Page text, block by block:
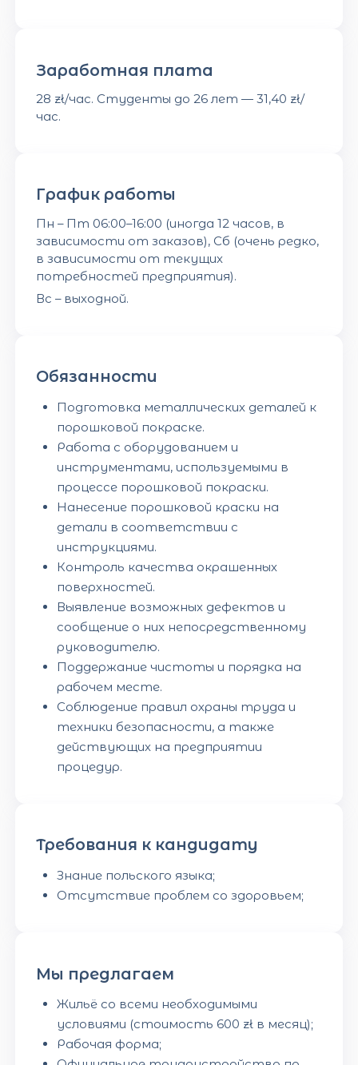
Заработная плата
28 zł/час. Студенты до 26 лет — 31,40 zł/
час.
График работы
Пн – Пт 06:00–16:00 (иногда 12 часов, в
зависимости от заказов), Сб (очень редко,
в зависимости от текущих
потребностей предприятия).
Вс – выходной.
Обязанности
Подготовка металлических деталей к
порошковой покраске.
Работа с оборудованием и
инструментами, используемыми в
процессе порошковой покраски.
Нанесение порошковой краски на
детали в соответствии с
инструкциями.
Контроль качества окрашенных
поверхностей.
Выявление возможных дефектов и
сообщение о них непосредственному
руководителю.
Поддержание чистоты и порядка на
рабочем месте.
Соблюдение правил охраны труда и
техники безопасности, а также
действующих на предприятии
процедур.
Требования к кандидату
Знание польского языка;
Отсутствие проблем со здоровьем;
Мы предлагаем
Жильё со всеми необходимыми
условиями (стоимость 600 zł в месяц);
Рабочая форма;